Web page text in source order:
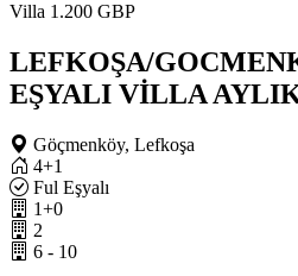
Villa 1.200 GBP
LEFKOŞA/
EŞYALI VİLLA
Göçmenköy, Lefkoşa
4+1
Ful Eşyalı
1+0
2
6 - 10